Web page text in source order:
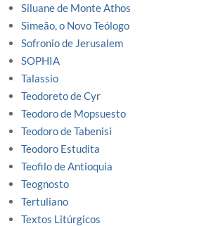
Siluane de Monte Athos
Simeão, o Novo Teólogo
Sofronio de Jerusalem
SOPHIA
Talassio
Teodoreto de Cyr
Teodoro de Mopsuesto
Teodoro de Tabenisi
Teodoro Estudita
Teofilo de Antioquia
Teognosto
Tertuliano
Textos Litúrgicos